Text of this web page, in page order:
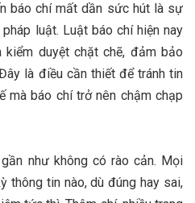
báo chí mất dần sức hút là sự
luật. Luật báo chí hiện nay
duyệt chặt chẽ, đảm bảo
là điều cần thiết để tránh tin
mà báo chí trở nên chậm chạp
như không có rào cản. Mọi
thông tin nào, dù đúng hay sai,